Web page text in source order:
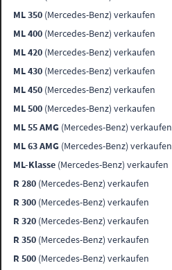
ML 350 (Mercedes-Benz) verkaufen
ML 400 (Mercedes-Benz) verkaufen
ML 420 (Mercedes-Benz) verkaufen
ML 430 (Mercedes-Benz) verkaufen
ML 450 (Mercedes-Benz) verkaufen
ML 500 (Mercedes-Benz) verkaufen
ML 55 AMG (Mercedes-Benz) verkaufen
ML 63 AMG (Mercedes-Benz) verkaufen
ML-Klasse (Mercedes-Benz) verkaufen
R 280 (Mercedes-Benz) verkaufen
R 300 (Mercedes-Benz) verkaufen
R 320 (Mercedes-Benz) verkaufen
R 350 (Mercedes-Benz) verkaufen
R 500 (Mercedes-Benz) verkaufen